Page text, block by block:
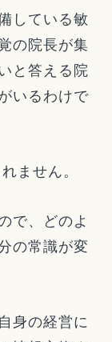
している敏
の院長が集
と答える院
いるわけで
ません。
で、どのよ
の常識が変
身の経営に